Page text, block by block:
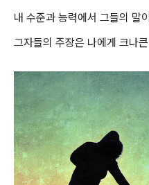
내 수준과 능력에서 그들의 말
그자들의 주장은 나에게 크나